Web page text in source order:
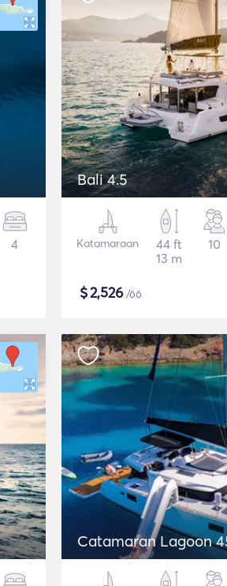
4
Bali 4.5
Katamaraan
44 ft
13 m
10
$2,526/öö
Catamaran Lagoon